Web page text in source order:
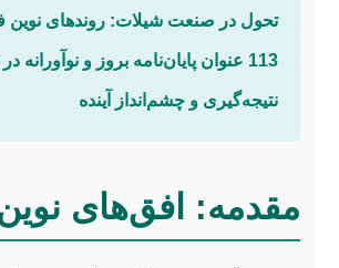
تحول در صنعت شیلات: روندهای نوین
113 عنوان پایان‌نامه بروز و نوآورانه در فرآوری محصولات شیلاتی
نتیجه‌گیری و چشم‌انداز آینده
مقدمه: افق‌های